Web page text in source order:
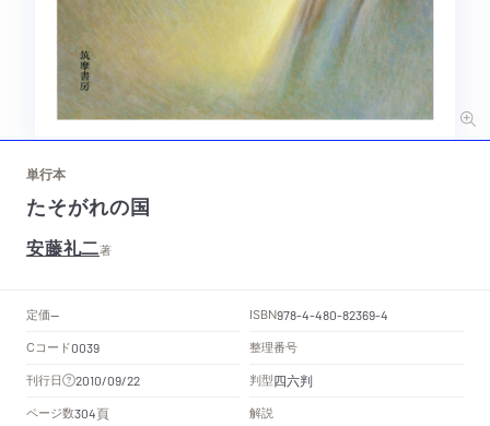
単行本
たそがれの国
安藤礼二著
定価-- ISBN978-4-480-82369-4
Cコード0039
整理番号
刊行日
2010/09/22 判型四六判
ページ数304頁 解説